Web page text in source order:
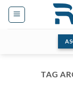
Skip
TAG